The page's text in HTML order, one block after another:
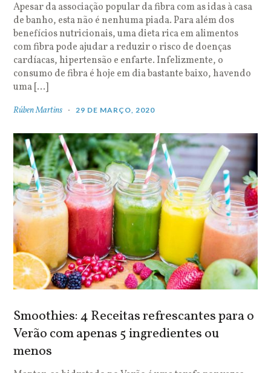
Apesar da associação popular da fibra com as idas à casa
de banho, esta não é nenhuma piada. Para além dos
benefícios nutricionais, uma dieta rica em alimentos
com fibra pode ajudar a reduzir o risco de doenças
cardíacas, hipertensão e enfarte. Infelizmente, o
consumo de fibra é hoje em dia bastante baixo, havendo
uma […]
Rúben Martins 29 DE MARÇO, 2020
Smoothies: 4 Receitas refrescantes para o
Verão com apenas 5 ingredientes ou
menos